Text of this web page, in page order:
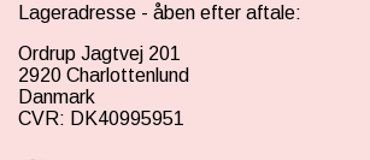
Lageradresse - åben efter aftale:
Ordrup Jagtvej 201
2920 Charlottenlund
Danmark
CVR: DK40995951